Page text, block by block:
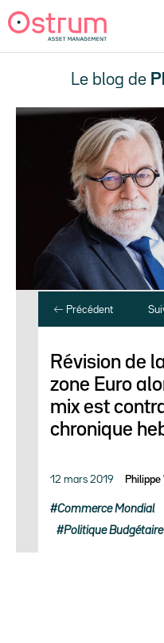
Le blog de
Précédent
Révision de
zone Euro
mix est
chronique
12 mars 2019
Commerce Mondial
Politique Budgétaire